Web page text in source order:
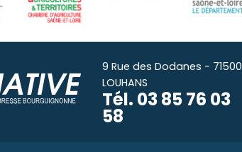
9 Rue des Dodanes - 71500
LOUHANS
Tél. 03 85 76 03
58